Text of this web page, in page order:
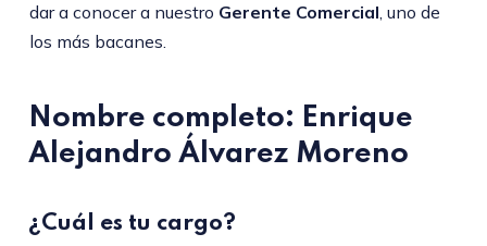
dar a conocer a nuestro Gerente Comercial, uno de
los más bacanes.
Nombre completo: Enrique
Alejandro Álvarez Moreno
¿Cuál es tu cargo?